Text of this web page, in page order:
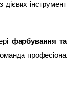
фарбування